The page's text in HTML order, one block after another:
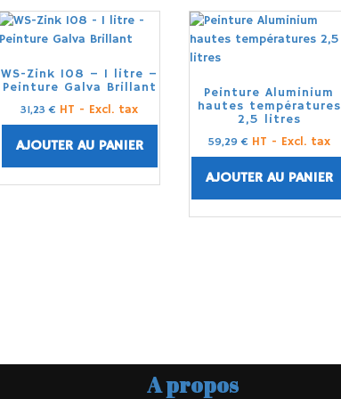
WS-Zink 108 – 1 litre –
Peinture Galva Brillant
31,23€ HT - Excl. tax
AJOUTER AU PANIER
Peinture Aluminium
hautes températures
2,5 litres
59,29€ HT - Excl. tax
AJOUTER AU PANIER
A propos